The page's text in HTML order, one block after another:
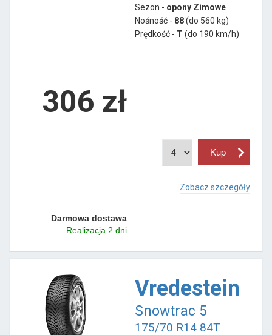
Sezon - opony Zimowe
Nośność - 88(do 560 kg)
Prędkość - T (do 190 km/h)
306 zł
Zobacz szczegóły
Darmowa dostawa
Realizacja 2 dni
Vredestein
Snowtrac 5
175/70 R14 84T